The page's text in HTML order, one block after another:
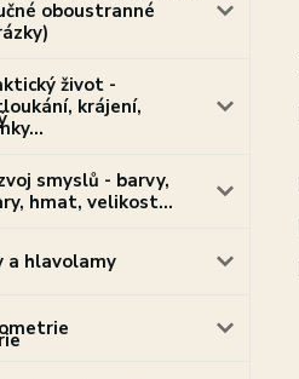
oboustranné
život -
krájení,
smyslů - barvy,
hmat, velikost...
a hlavolamy